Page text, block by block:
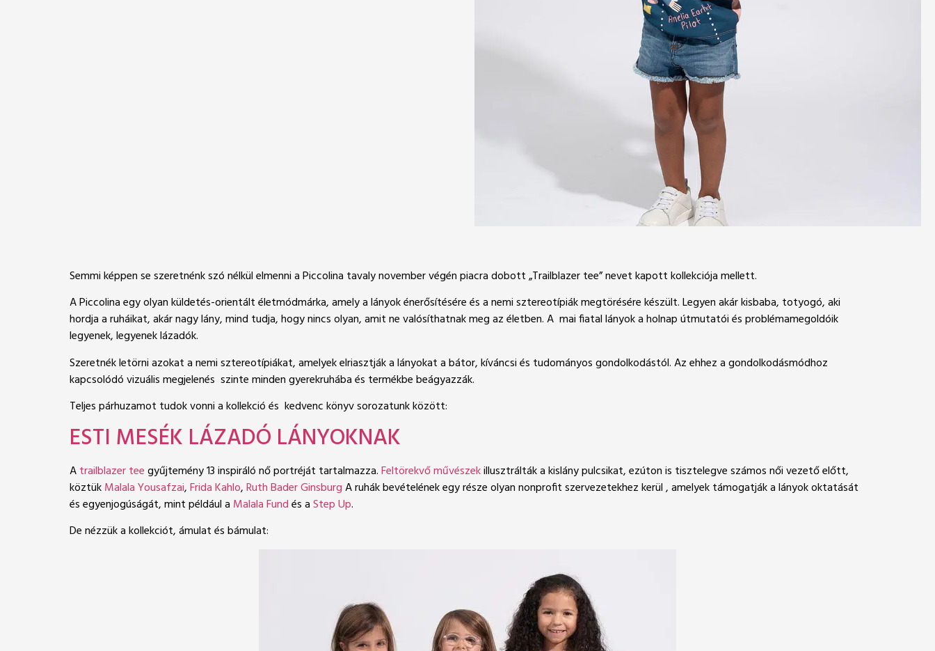
Semmi képpen se szeretnénk szó nélkül elmenni a Piccolina tavaly november végén piacra dobott „Trailblazer tee” nevet kapott kollekciója mellett.
A Piccolina egy olyan küldetés-orientált életmódmárka, amely a lányok énerősítésére és a nemi sztereotípiák megtörésére készült. Legyen akár kisbaba, totyogó, aki
hordja a ruháikat, akár nagy lány, mind tudja, hogy nincs olyan, amit ne valósíthatnak meg az életben. A mai fiatal lányok a holnap útmutatói és problémamegoldóik
legyenek, legyenek lázadók.
Szeretnék letörni azokat a nemi sztereotípiákat, amelyek elriasztják a lányokat a bátor, kíváncsi és tudományos gondolkodástól. Az ehhez a gondolkodásmódhoz
kapcsolódó vizuális megjelenés szinte minden gyerekruhába és termékbe beágyazzák.
Teljes párhuzamot tudok vonni a kollekció és kedvenc könyv sorozatunk között:
ESTI MESÉK LÁZADÓ LÁNYOKNAK
Atrailblazer teegyűjtemény 13 inspiráló nő portréját tartalmazza.Feltörekvő művészekillusztrálták a kislány pulcsikat, ezúton is tisztelegve számos női vezető előtt,
köztükMalala Yousafzai,Frida Kahlo,Ruth Bader GinsburgA ruhák bevételének egy része olyan nonprofit szervezetekhez kerül , amelyek támogatják a lányok oktatását
és egyenjogúságát, mint például a Malala Fundés aStep Up.
De nézzük a kollekciót, ámulat és bámulat: